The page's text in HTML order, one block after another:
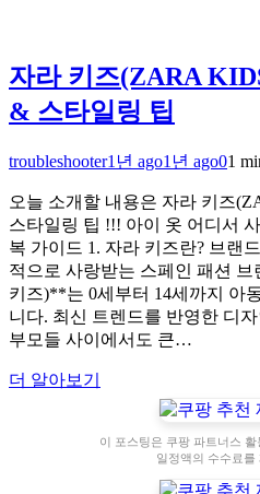
자라 키즈(ZARA
& 스타일링 팁
troubleshooter1년 ago1년 ago01
오늘 소개할 내용은 자라 키즈
스타일링 팁 !!! 아이 옷 어디서
복 가이드 1. 자라 키즈란? 브랜
적으로 사랑받는 스페인 패션
키즈)**는 0세부터 14세까지 아
니다. 최신 트렌드를 반영한 디
부모들 사이에서도 큰…
더 알아보기
이 포스팅은 쿠팡 파트너스
일정액의 수수료를